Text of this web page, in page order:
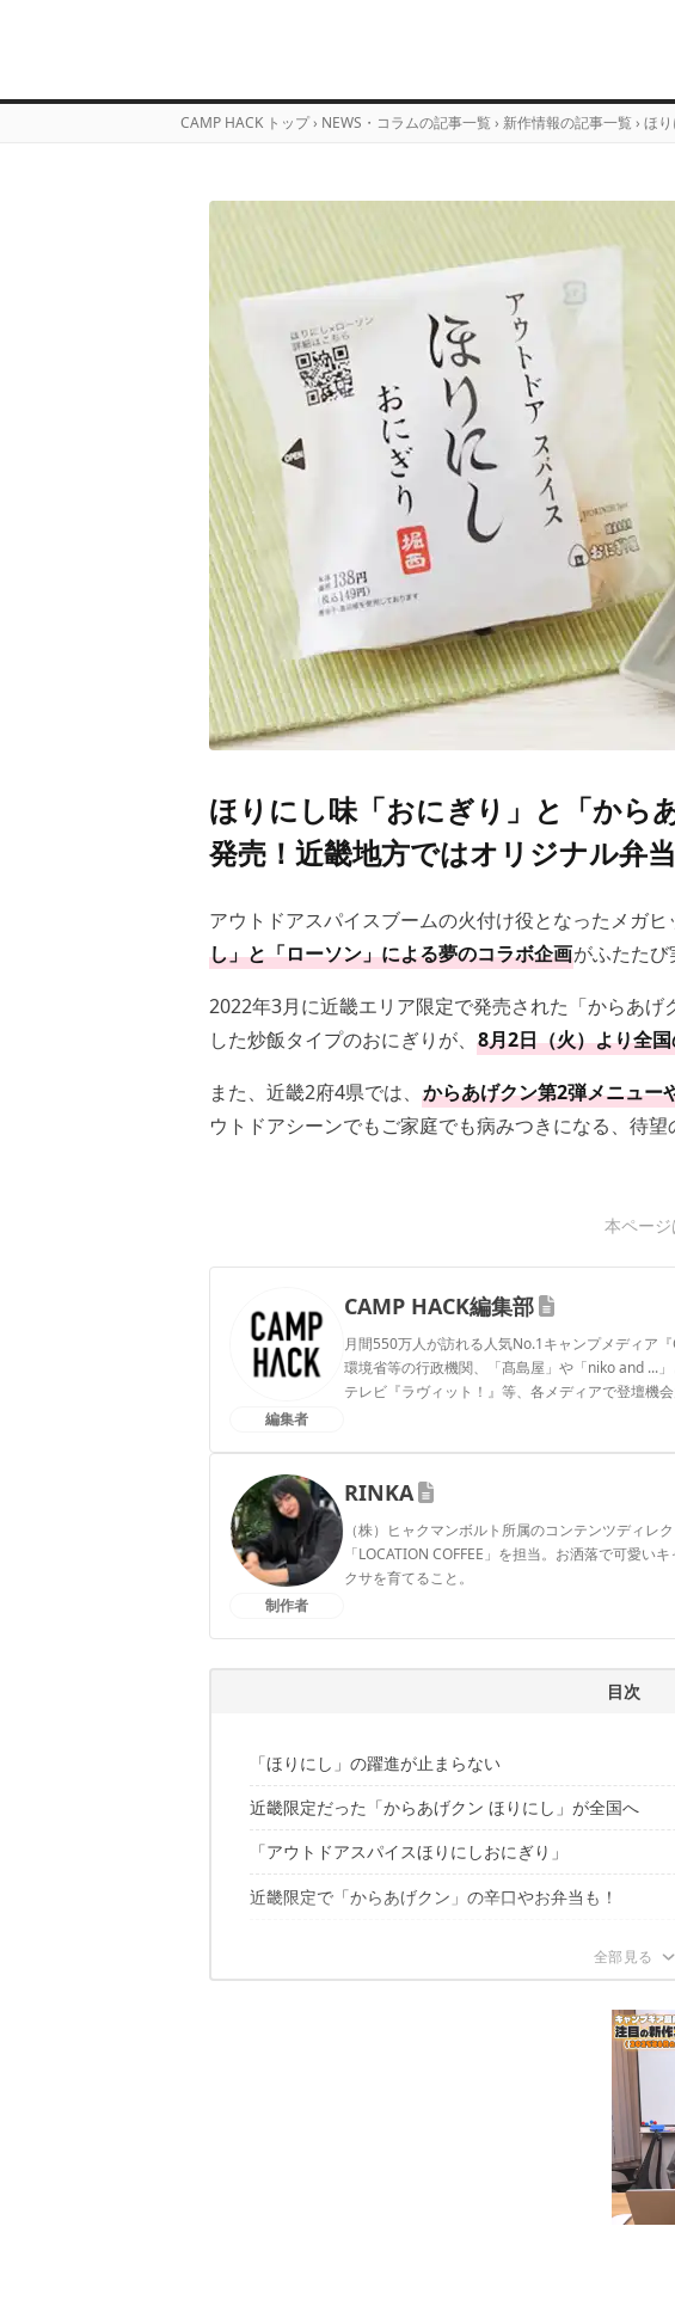
CAMP HACK トップ › NEWS・コラムの記事一覧 › 新作情報の記事一覧 › ほ
ほりにし味「おにぎり」と「から
発売！近畿地方ではオリジナル弁
アウトドアスパイスブームの火付け役となったメガ
し」と「ローソン」による夢のコラボ企画がふたたび
2022年3月に近畿エリア限定で発売された「からあげ
した炒飯タイプのおにぎりが、 8月2日（火）より全
また、近畿2府4県では、 からあげクン第2弾メニュー
ウトドアシーンでもご家庭でも病みつきになる、待望
本ページ
編集者
CAMP HACK編集部
月間550万人が訪れる人気No.1キャンプメディア
環境省等の行政機関、「髙島屋」や「niko and ...
テレビ『ラヴィット！』等、各メディアで登壇機会
制作者
RINKA
（株）ヒャクマンボルト所属のコンテンツディレ
「LOCATION COFFEE」を担当。お洒落で可愛
クサを育てること。
目次
「ほりにし」の躍進が止まらない
近畿限定だった「からあげクン ほりにし」が全国へ
「からあげクン ほりにし」の記事はこちら
「アウトドアスパイスほりにしおにぎり」
近畿限定で「からあげクン」の辛口やお弁当も！
「からあげクン ほりにし辛口」